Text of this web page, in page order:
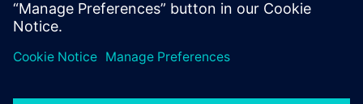
Aviso sobre cookies
Condiciones de uso